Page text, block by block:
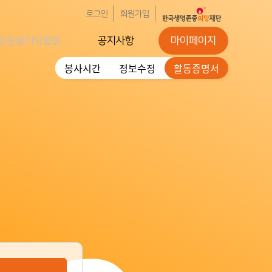
로그인 회원가입
중클리닝활동 공지사항 마이페이지
봉사시간 정보수정 활동증명서